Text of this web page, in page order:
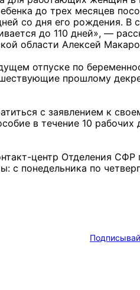
до трех месяцев
со дня его рождения. В
до 110 дней», —
области Алексей
отпуске по
прошлому
с заявлением к
в течение 10 рабочих
центр Отделения СФР
с понедельника по